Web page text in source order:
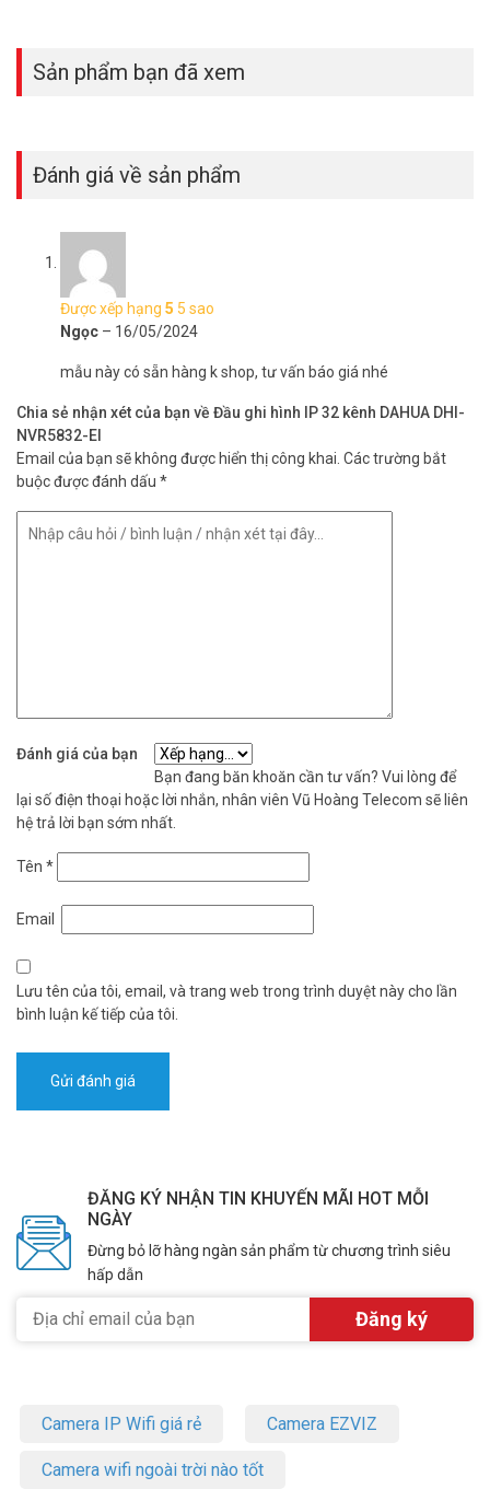
Sản phẩm bạn đã xem
Đánh giá về sản phẩm
Được xếp hạng 5 5 sao
Ngọc – 16/05/2024
mẫu này có sẵn hàng k shop, tư vấn báo giá nhé
Chia sẻ nhận xét của bạn về Đầu ghi hình IP 32 kênh DAHUA DHI-
NVR5832-EI
Email của bạn sẽ không được hiển thị công khai. Các trường bắt
buộc được đánh dấu *
Đánh giá của bạn
Bạn đang băn khoăn cần tư vấn? Vui lòng để
lại số điện thoại hoặc lời nhắn, nhân viên Vũ Hoàng Telecom sẽ liên
hệ trả lời bạn sớm nhất.
Tên *
Email
Lưu tên của tôi, email, và trang web trong trình duyệt này cho lần
bình luận kế tiếp của tôi.
ĐĂNG KÝ NHẬN TIN KHUYẾN MÃI HOT MỖI
NGÀY
Đừng bỏ lỡ hàng ngàn sản phẩm từ chương trình siêu
hấp dẫn
Camera IP Wifi giá rẻ Camera EZVIZ
Camera wifi ngoài trời nào tốt